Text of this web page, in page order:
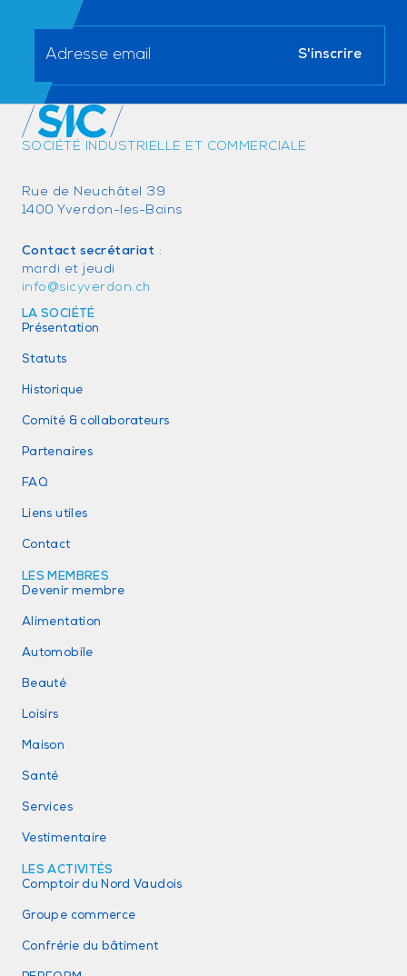
SOCIÉTÉ INDUSTRIELLE ET COMMERCIALE
Rue de Neuchâtel 39
1400 Yverdon-les-Bains
Contact secrétariat :
mardi et jeudi
info@sicyverdon.ch
LA SOCIÉTÉ
Présentation
Statuts
Historique
Comité & collaborateurs
Partenaires
FAQ
Liens utiles
Contact
LES MEMBRES
Devenir membre
Alimentation
Automobile
Beauté
Loisirs
Maison
Santé
Services
Vestimentaire
LES ACTIVITÉS
Comptoir du Nord Vaudois
Groupe commerce
Confrérie du bâtiment